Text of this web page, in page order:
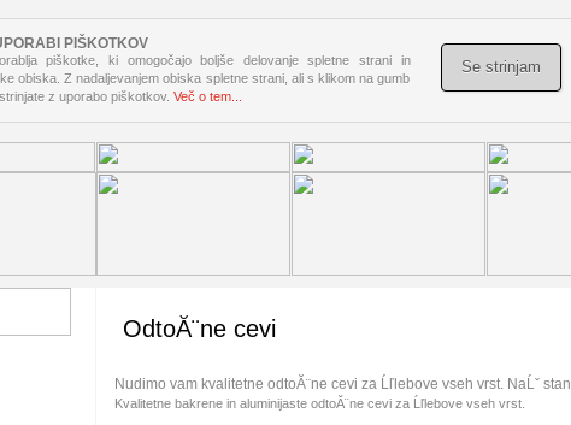
PIŠKOTKOV
piškotke, ki omogočajo boljše delovanje spletne strani in
obiska. Z nadaljevanjem obiska spletne strani, ali s klikom na gumb
z uporabo piškotkov. Več o tem...
Se strinjam
OdtoĂ¨ne cevi
Nudimo vam kvalitetne odtoĂ¨ne cevi za Ĺľlebove vseh vrst. NaĹˇ stan
Kvalitetne bakrene in aluminijaste odtoĂ¨ne cevi za Ĺľlebove vseh vrst.